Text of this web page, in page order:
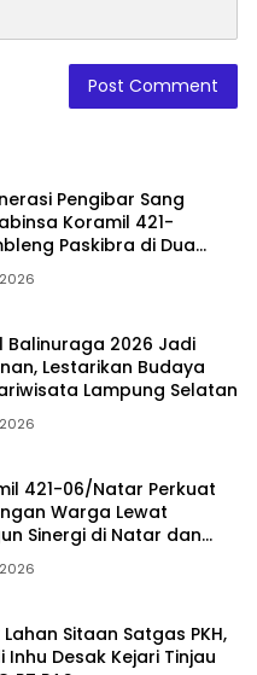
Pengibar Sang
Koramil 421-
Paskibra di Dua
HUT RI ke-81
Balinuraga 2026 Jadi
Lestarikan Budaya
Lampung Selatan
421-06/Natar Perkuat
Warga Lewat
Sinergi di Natar dan
Sitaan Satgas PKH,
Inhu Desak Kejari Tinjau